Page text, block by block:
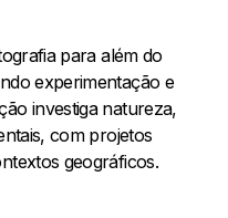
para além do
experimentação e
investiga natureza,
com projetos
geográficos.